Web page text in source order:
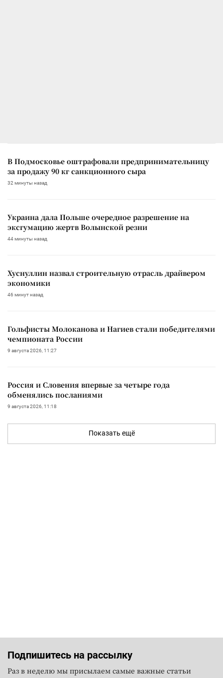
В Подмосковье оштрафовали предпринимательницу
за продажу 90 кг санкционного сыра
32 минуты назад
Украина дала Польше очередное разрешение на
эксгумацию жертв Волынской резни
44 минуты назад
Хуснуллин назвал строительную отрасль драйвером
экономики
46 минут назад
Гольфисты Молоканова и Нагиев стали победителями
чемпионата России
9 августа 2026, 11:27
Россия и Словения впервые за четыре года
обменялись посланиями
9 августа 2026, 11:18
Показать ещё
Подпишитесь на рассылку
Раз в неделю мы присылаем самые важные статьи